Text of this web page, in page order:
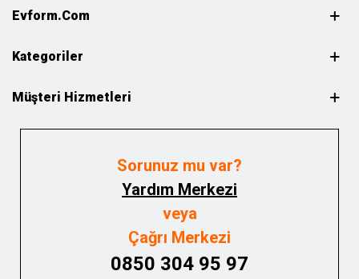
Evform.com
Kategoriler
Müşteri Hizmetleri
Sorunuz mu var?
Yardım Merkezi
veya
Çağrı Merkezi
0850 304 95 97